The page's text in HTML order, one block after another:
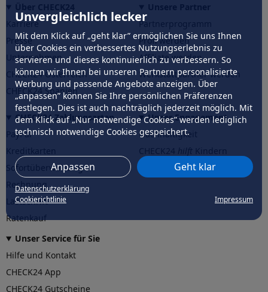
Unvergleichlich lecker
Mit dem Klick auf „geht klar” ermöglichen Sie uns Ihnen
über Cookies ein verbessertes Nutzungserlebnis zu
servieren und dieses kontinuierlich zu verbessern. So
können wir Ihnen bei unseren Partnern personalisierte
Werbung und passende Angebote anzeigen. Über
„anpassen” können Sie Ihre persönlichen Präferenzen
festlegen. Dies ist auch nachträglich jederzeit möglich. Mit
dem Klick auf „Nur notwendige Cookies” werden lediglich
technisch notwendige Cookies gespeichert.
Anpassen Geht klar
Datenschutzerklärung
Cookierichtlinie
Impressum
Karriere
Presse
Unternehmen
CHECK24 Österreich
CHECK24 Spanien
Partnerprogramm
Profi werden
Affiliate werden
Werkstattpartner werden
CHECK24 Zahlungsarten
PayPal
Sofortüberweisung
Rechnung
Lastschrift
Ratenkauf
Unser Engagement
Nachhaltigkeit
CHECK24hilftder Natur
Unser Service für Sie
Hilfe und Kontakt
CHECK24 App
CHECK24 Gutscheine